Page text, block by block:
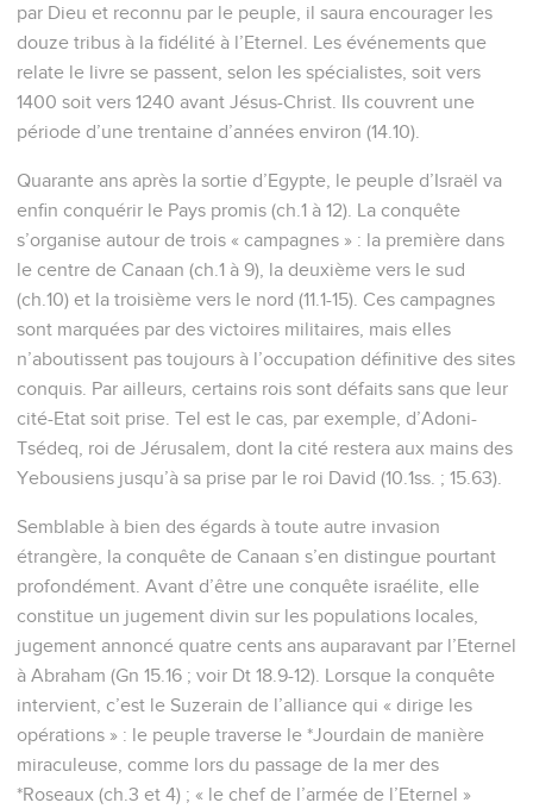
par Dieu et reconnu par le peuple, il saura encourager les
douze tribus à la fidélité à l’Eternel. Les événements que
relate le livre se passent, selon les spécialistes, soit vers
1400 soit vers 1240 avant Jésus-Christ. Ils couvrent une
période d’une trentaine d’années environ (14.10).
Quarante ans après la sortie d’Egypte, le peuple d’Israël va
enfin conquérir le Pays promis (ch.1 à 12). La conquête
s’organise autour de trois « campagnes » : la première dans
le centre de Canaan (ch.1 à 9), la deuxième vers le sud
(ch.10) et la troisième vers le nord (11.1-15). Ces campagnes
sont marquées par des victoires militaires, mais elles
n’aboutissent pas toujours à l’occupation définitive des sites
conquis. Par ailleurs, certains rois sont défaits sans que leur
cité-Etat soit prise. Tel est le cas, par exemple, d’Adoni-
Tsédeq, roi de Jérusalem, dont la cité restera aux mains des
Yebousiens jusqu’à sa prise par le roi David (10.1ss. ; 15.63).
Semblable à bien des égards à toute autre invasion
étrangère, la conquête de Canaan s’en distingue pourtant
profondément. Avant d’être une conquête israélite, elle
constitue un jugement divin sur les populations locales,
jugement annoncé quatre cents ans auparavant par l’Eternel
à Abraham (Gn 15.16 ; voir Dt 18.9-12). Lorsque la conquête
intervient, c’est le Suzerain de l’alliance qui « dirige les
opérations » : le peuple traverse le *Jourdain de manière
miraculeuse, comme lors du passage de la mer des
*Roseaux (ch.3 et 4) ; « le chef de l’armée de l’Eternel »